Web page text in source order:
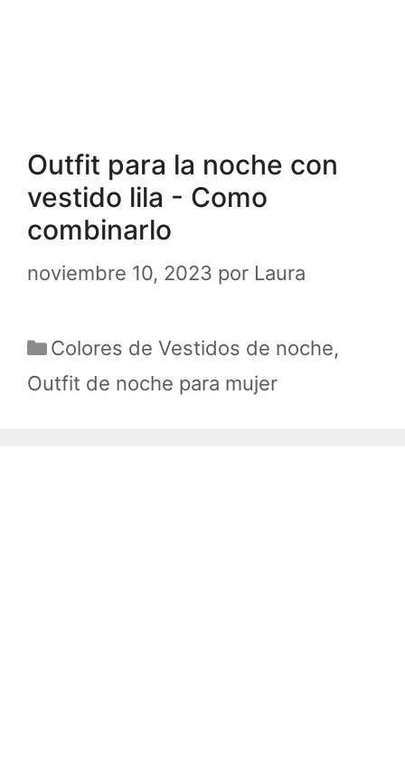
Outfit para la noche con
vestido lila - Como
combinarlo
noviembre 10, 2023 por Laura
Categorías
Colores de Vestidos de noche,
Outfit de noche para mujer